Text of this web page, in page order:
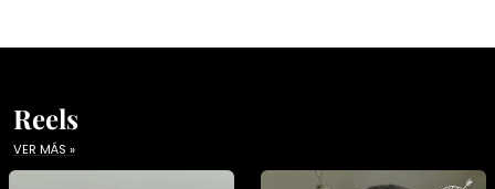
Reels
VER MÁS »